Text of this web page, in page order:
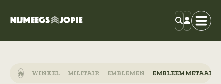
WINKEL MILITAIR EMBLEMEN EMBLEEM METAAL